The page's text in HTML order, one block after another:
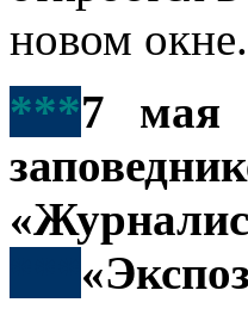
***7 мая